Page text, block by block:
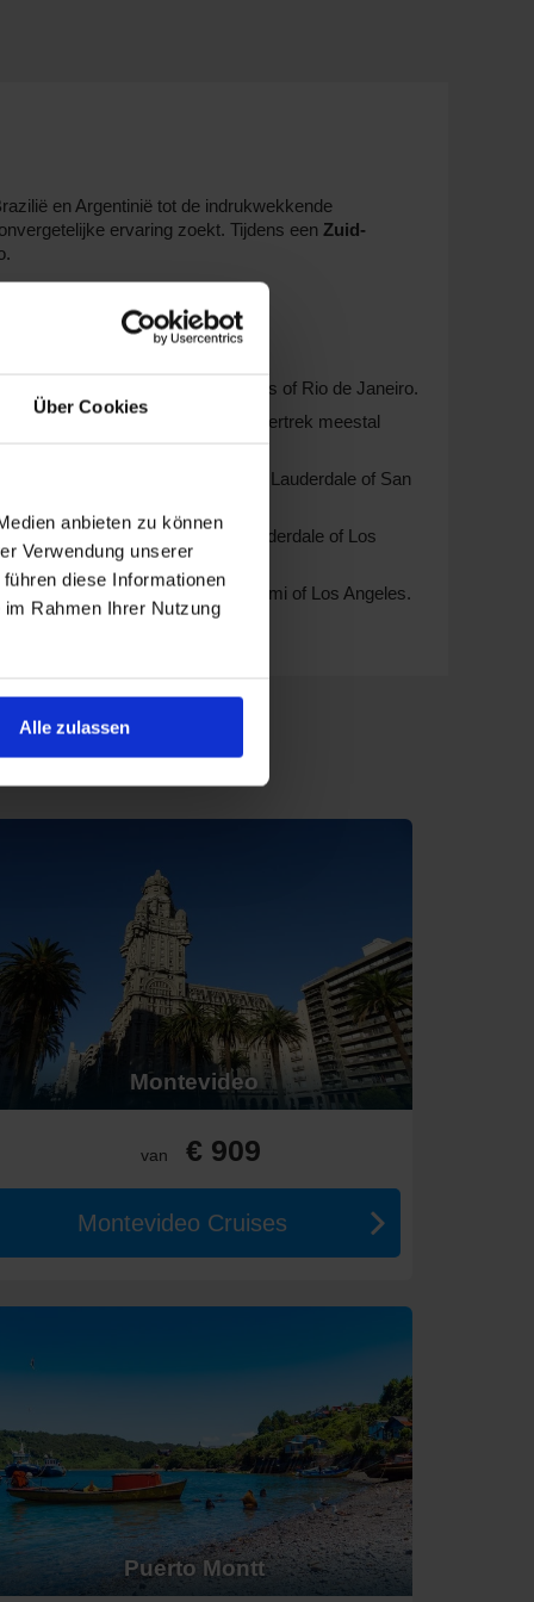
Über Cookies
anbieten zu können
Verwendung unserer
diese Informationen
Rahmen Ihrer Nutzung
Alle zulassen
en Argentinië tot de indrukwekkende
ervaring zoekt. Tijdens een Zuid-
Vertrek vanuit Santos of Rio de Janeiro.
en sfeervolle diners. Vertrek meestal
en educatie. Vertrek vanuit Fort Lauderdale of San
vertrekken vaak vanuit Fort Lauderdale of Los
Vertrek meestal vanuit Miami of Los Angeles.
Puerto Williams of Valparaíso.
Aires.
Miami of Buenos Aires.
en vertrekperiode. Goedkope periodes zijn vaak
Montevideo
van € 909
Montevideo Cruises
Puerto Montt